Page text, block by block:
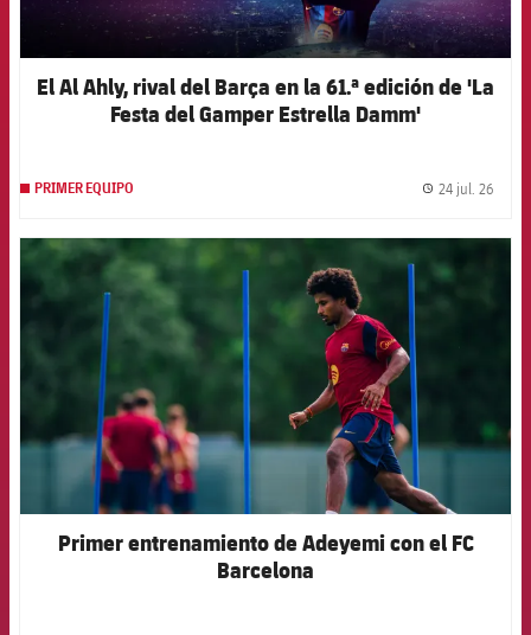
El Al Ahly, rival del Barça en la 61.ª edición de 'La
Festa del Gamper Estrella Damm'
PRIMER EQUIPO 24 jul. 26
FCB Barcelona badge
Primer entrenamiento de Adeyemi con el FC
Barcelona